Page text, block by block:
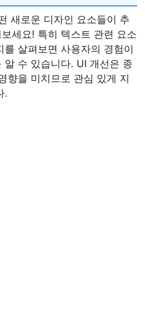
새로운 디자인 요소들이 추
세요! 특히 텍스트 관련 요소
를 살펴보면 사용자의 경험이
알 수 있습니다. UI 개선은 종
향을 미치므로 관심 있게 지
.